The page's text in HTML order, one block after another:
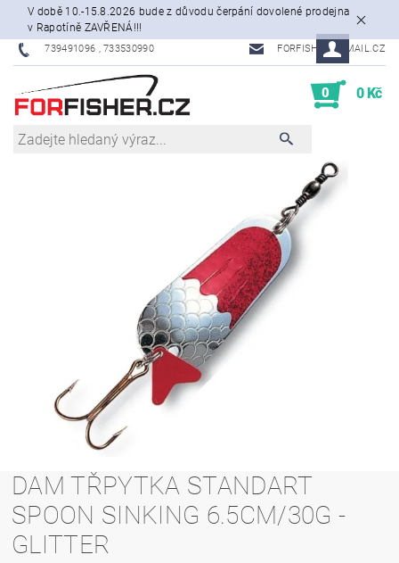
V době 10.-15.8.2026 bude z důvodu čerpání dovolené prodejna
v Rapotíně ZAVŘENÁ!!!
739491096 , 733530990 FORFISHER@EMAIL.CZ
0 0 Kč
DAM TŘPYTKA STANDART
SPOON SINKING 6.5CM/30G -
GLITTER